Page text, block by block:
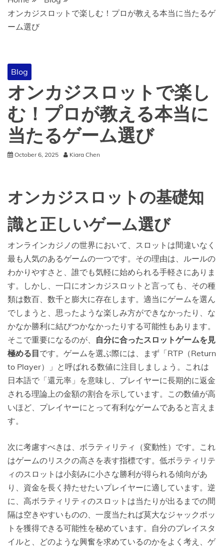
オンカジスロットで楽しむ！プロが教える本当に当たるゲ
ーム選び
Blog
オンカジスロットで楽し
む！プロが教える本当に
当たるゲーム選び
October 6, 2025 Kiara Chen
オンカジスロットの基礎知
識と正しいゲーム選び
オンラインカジノの世界において、スロットは間違いなく
最も人気のあるゲームの一つです。その理由は、ルールの
わかりやすさと、誰でも気軽に始められる手軽さにありま
す。しかし、一口にオンカジスロットと言っても、その種
類は数百、数千と膨大に存在します。適当にゲームを選ん
でしまうと、思ったような楽しみ方ができなかったり、な
かなか勝利に結びつかなかったりする可能性もあります。
そこで重要になるのが、 自分に合ったスロットゲームを見
極める目 です。ゲームを選ぶ際には、まず「RTP（Return
to Player）」と呼ばれる数値に注目しましょう。これは
日本語で「還元率」を意味し、プレイヤーに長期的に返金
される理論上の金額の割合を示しています。この数値が高
いほど、プレイヤーにとって有利なゲームであると言えま
す。
次に考慮すべきは、ボラティリティ（変動性）です。これ
はゲームのリスクの高さを表す指標です。低ボラティリテ
ィのスロットは小刻みに小さな勝利が得られる傾向があ
り、資金を長く持たせたいプレイヤーに適しています。逆
に、高ボラティリティのスロットは当たりが出るまでの間
隔は空きやすいものの、一度当たれば莫大なジャックポッ
トを獲得できる可能性を秘めています。自分のプレイスタ
イルと、どのような興奮を求めているのかをよく考え、ゲ